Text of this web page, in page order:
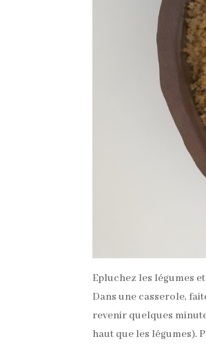
Epluchez les légumes
Dans une casserole,
revenir quelques
haut que les légumes).